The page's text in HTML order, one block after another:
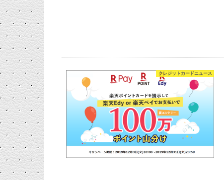
クレジットカードニュース